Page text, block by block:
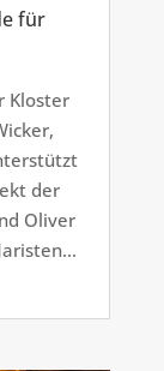
für
Kloster
der
Oliver